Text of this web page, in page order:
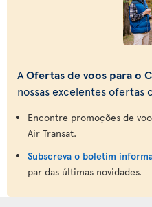
AOfertas de voos para o
nossas excelentes ofertas
Encontre promoções de
Air Transat.
Subscreva o boletim
par das últimas novidades.